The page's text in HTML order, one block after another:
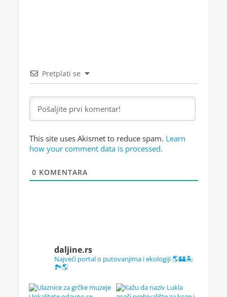
Pretplati se
This site uses Akismet to reduce spam. Learn
how your comment data is processed.
0 KOMENTARA
daljine.rs
Najveći portal o putovanjima i ekologiji 🌎🏰🏝️
🏞️🌎